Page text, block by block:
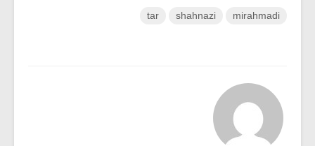
mirahmadi
shahnazi
tar